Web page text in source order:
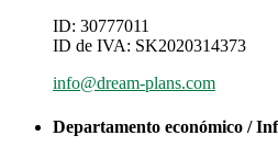
ID: 30777011
ID de IVA: SK2020314373
info@dream-plans.com
Departamento económico /